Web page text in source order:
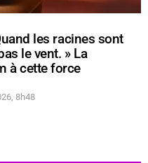
les racines sont
le vent. » La
à cette force
8h48